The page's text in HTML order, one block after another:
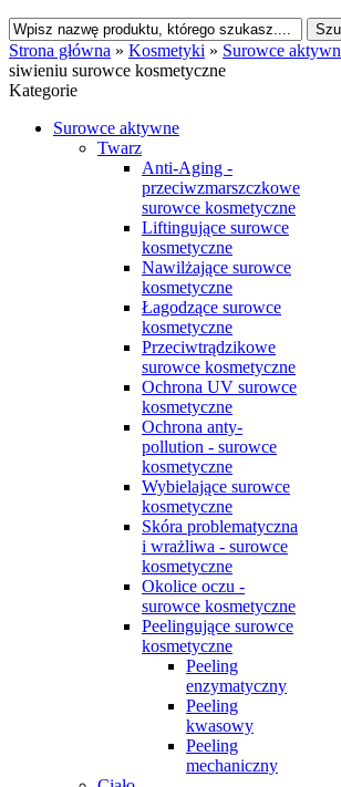
Strona główna » Kosmetyki » Surowce
siwieniu surowce kosmetyczne
Kategorie
Surowce aktywne
Twarz
Anti-Aging -
przeciwzmarszczkowe
surowce kosmetyczne
Liftingujące surowce
kosmetyczne
Nawilżające surowce
kosmetyczne
Łagodzące surowce
kosmetyczne
Przeciwtrądzikowe
surowce kosmetyczne
Ochrona UV surowce
kosmetyczne
Ochrona anty-
pollution - surowce
kosmetyczne
Wybielające surowce
kosmetyczne
Skóra problematyczna
i wrażliwa - surowce
kosmetyczne
Okolice oczu -
surowce kosmetyczne
Peelingujące surowce
kosmetyczne
Peeling
enzymatyczny
Peeling
kwasowy
Peeling
mechaniczny